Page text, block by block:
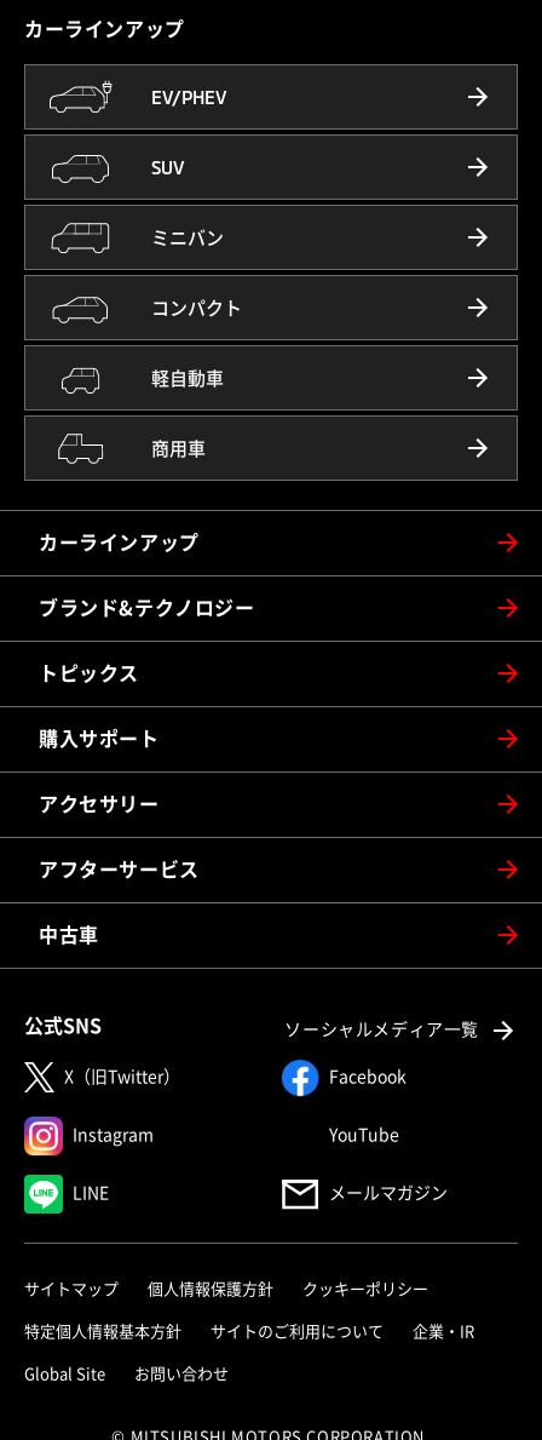
カーラインアップ
カーラインアップ
EV/PHEV
SUV
ミニバン
コンパクト
軽自動車
商用車
ブランド&テクノロジー
トピックス
購入サポート
アクセサリー
アフターサービス
中古車
公式SNS ソーシャルメディア一覧
X（旧Twitter） Facebook
Instagram YouTube
LINE メールマガジン
サイトマップ 個人情報保護方針 クッキーポリシー
特定個人情報基本方針 サイトのご利用について 企業・IR
Global Site お問い合わせ